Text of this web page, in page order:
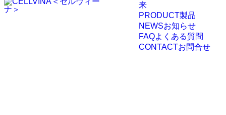
来
PRODUCT製品
NEWSお知らせ
FAQよくある質問
CONTACTお問合せ